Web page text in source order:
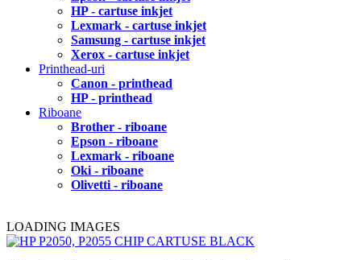
HP - cartuse inkjet
Lexmark - cartuse inkjet
Samsung - cartuse inkjet
Xerox - cartuse inkjet
Printhead-uri
Canon - printhead
HP - printhead
Riboane
Brother - riboane
Epson - riboane
Lexmark - riboane
Oki - riboane
Olivetti - riboane
LOADING IMAGES